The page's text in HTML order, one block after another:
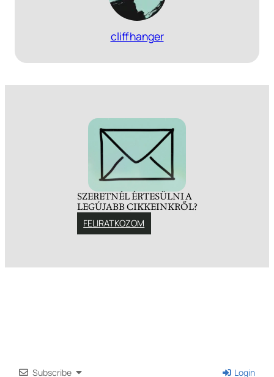
cliffhanger
SZERETNÉL ÉRTESÜLNI A
LEGÚJABB CIKKEINKRŐL?
FELIRATKOZOM
Subscribe Login